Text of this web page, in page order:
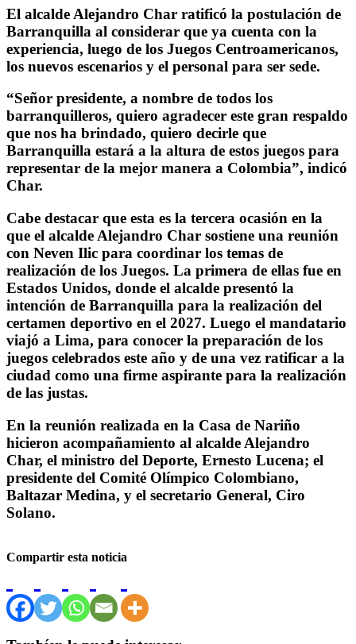
El alcalde Alejandro Char ratificó la postulación de
Barranquilla al considerar que ya cuenta con la
experiencia, luego de los Juegos Centroamericanos,
los nuevos escenarios y el personal para ser sede.
“Señor presidente, a nombre de todos los
barranquilleros, quiero agradecer este gran respaldo
que nos ha brindado, quiero decirle que
Barranquilla estará a la altura de estos juegos para
representar de la mejor manera a Colombia”, indicó
Char.
Cabe destacar que esta es la tercera ocasión en la
que el alcalde Alejandro Char sostiene una reunión
con Neven Ilic para coordinar los temas de
realización de los Juegos. La primera de ellas fue en
Estados Unidos, donde el alcalde presentó la
intención de Barranquilla para la realización del
certamen deportivo en el 2027. Luego el mandatario
viajó a Lima, para conocer la preparación de los
juegos celebrados este año y de una vez ratificar a la
ciudad como una firme aspirante para la realización
de las justas.
En la reunión realizada en la Casa de Nariño
hicieron acompañamiento al alcalde Alejandro
Char, el ministro del Deporte, Ernesto Lucena; el
presidente del Comité Olímpico Colombiano,
Baltazar Medina, y el secretario General, Ciro
Solano.
Compartir esta noticia